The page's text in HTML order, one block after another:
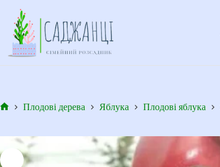
вмісту
Плодові дерева Яблука Плодові яблука